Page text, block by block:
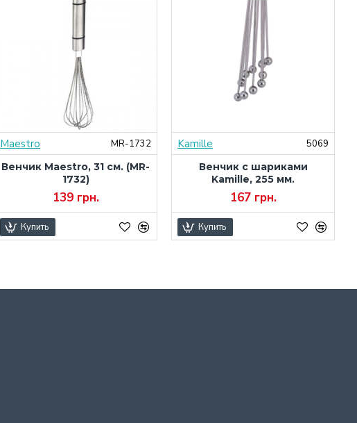
Maestro
MR-1732
Венчик Maestro, 31 см. (MR-
1732)
139 грн.
Купить
Kamille
5069
Венчик с шариками
Kamille, 255 мм.
167 грн.
Купить